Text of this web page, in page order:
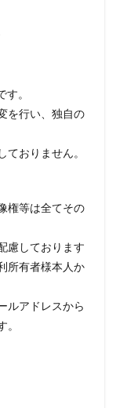
す。
を行い、独自の
ておりません。
権等は全てその
慮しております
所有者様本人か
ルアドレスから
。